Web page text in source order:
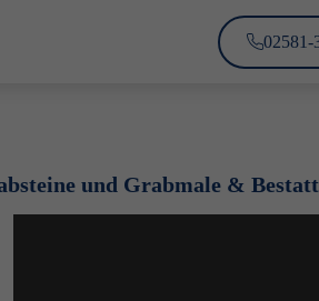
02581-
und Grabmale &